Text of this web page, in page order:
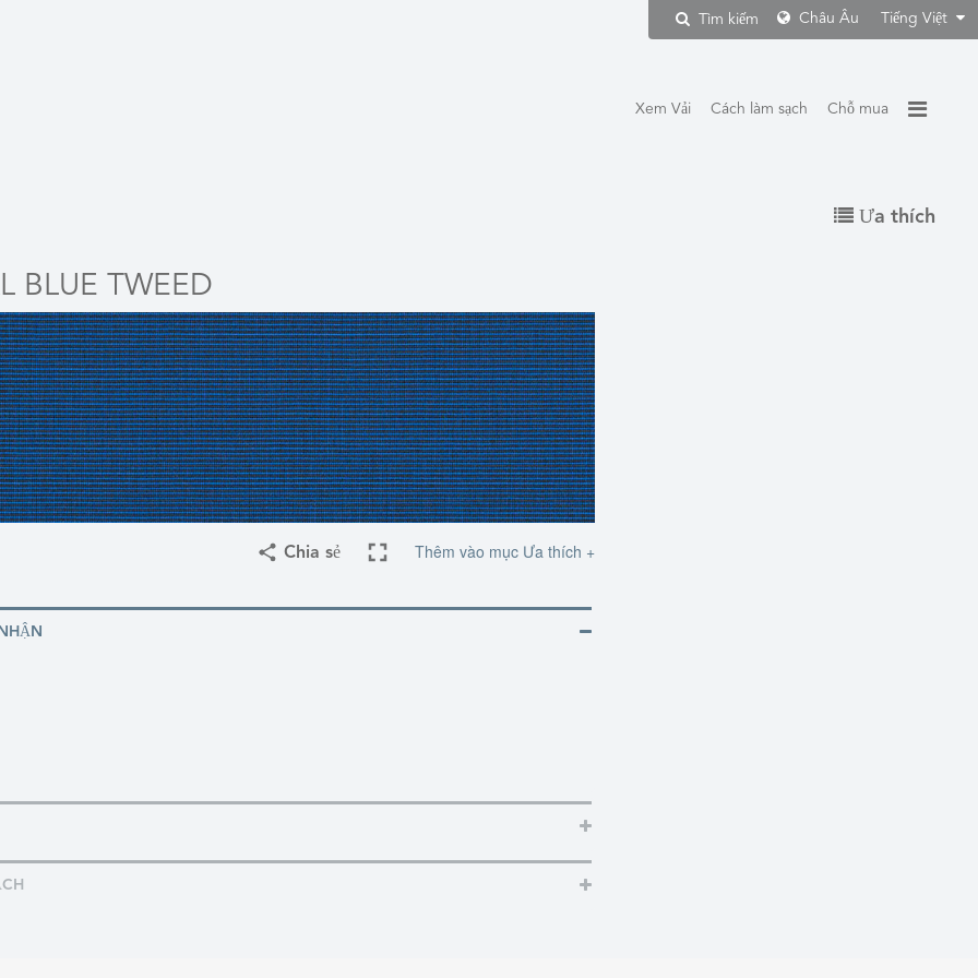
Tìm kiếm Châu Âu Tiếng Việt
Xem Vải Cách làm sạch Chỗ mua
Ưa thích
BLUE TWEED
Chia sẻ Thêm vào mục Ưa thích +